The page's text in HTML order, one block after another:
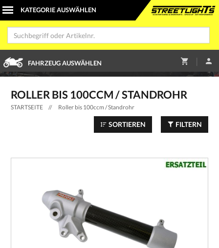
FAHRZEUG AUSWÄHLEN |
ROLLER BIS 100CCM / STANDROHR
STARTSEITE // Roller bis 100ccm / Standrohr
SORTIEREN FILTERN